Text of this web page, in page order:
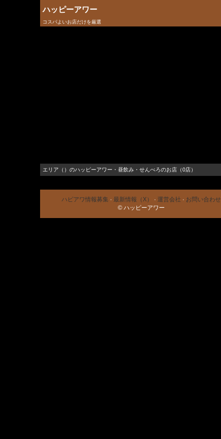
ハッピーアワー
コスパよいお店だけを厳選
エリア（）のハッピーアワー・昼飲み・せんべろのお店（0店）
ハピアワ情報募集 · 最新情報（X） · 運営会社 · お問い合わせ
© ハッピーアワー